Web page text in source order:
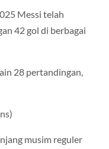
Messi telah
42 gol di berbagai
28 pertandingan,
musim reguler